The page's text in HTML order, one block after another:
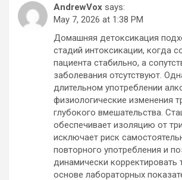
AndrewVox says:
May 7, 2026 at 1:38 PM
Домашняя детоксикация
стадий интоксикации, когда
пациента стабильно, а
заболевания отсутствуют.
длительном употреблении
физиологические изменения
глубокого вмешательства.
обеспечивает изоляцию от
исключает риск
повторного употребления и
динамически корректировать
основе лабораторных